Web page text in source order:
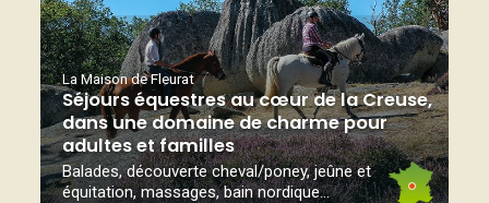
La Maison de Fleurat
Séjours équestres au cœur de la Creuse,
dans une domaine de charme pour
adultes et familles
Balades, découverte cheval/poney, jeûne et
équitation, massages, bain nordique...